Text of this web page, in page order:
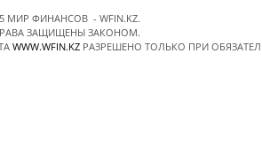
МИР ФИНАНСОВ - WFIN.KZ.
ЗАЩИЩЕНЫ ЗАКОНОМ.
WWW.WFIN.KZ РАЗРЕШЕНО ТОЛЬКО ПРИ